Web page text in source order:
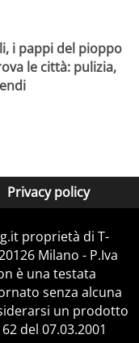
i pappi del pioppo
le città: pulizia,
Privacy policy
proprietà di T-
Milano - P.Iva
è una testata
senza alcuna
un prodotto
del 07.03.2001